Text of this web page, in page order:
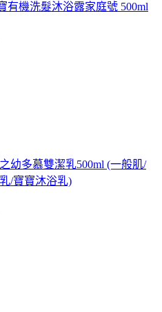
有機洗髮沐浴露家庭號 500ml
幼多慕雙潔乳500ml (一般肌/
/寶寶沐浴乳)